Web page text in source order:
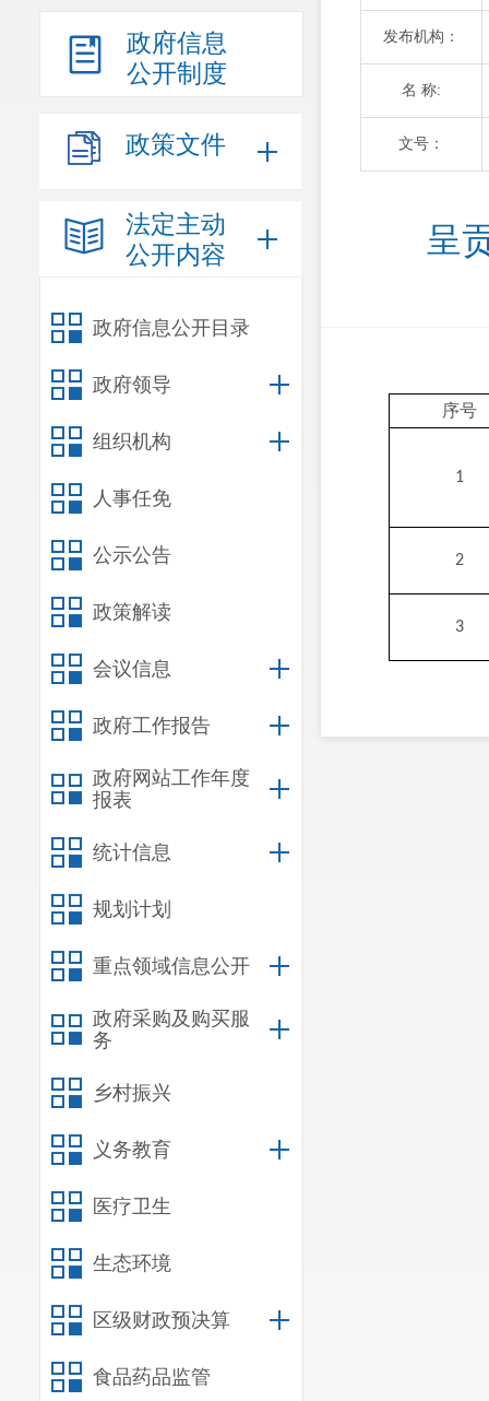
政府信息
公开制度
政策文件
法定主动
公开内容
政府信息公开目录
政府领导
组织机构
人事任免
公示公告
政策解读
会议信息
政府工作报告
政府网站工作年度
报表
统计信息
规划计划
重点领域信息公开
政府采购及购买服
务
乡村振兴
义务教育
医疗卫生
生态环境
区级财政预决算
食品药品监管
发布机构：
名 称:
文号：
呈
序号
1
2
3